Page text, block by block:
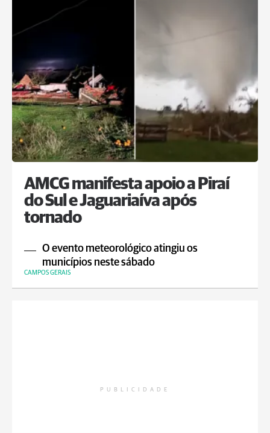
AMCG manifesta apoio a Piraí
do Sul e Jaguariaíva após
tornado
O evento meteorológico atingiu os
municípios neste sábado
CAMPOS GERAIS
PUBLICIDADE